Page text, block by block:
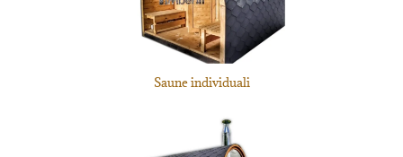
Saune individuali